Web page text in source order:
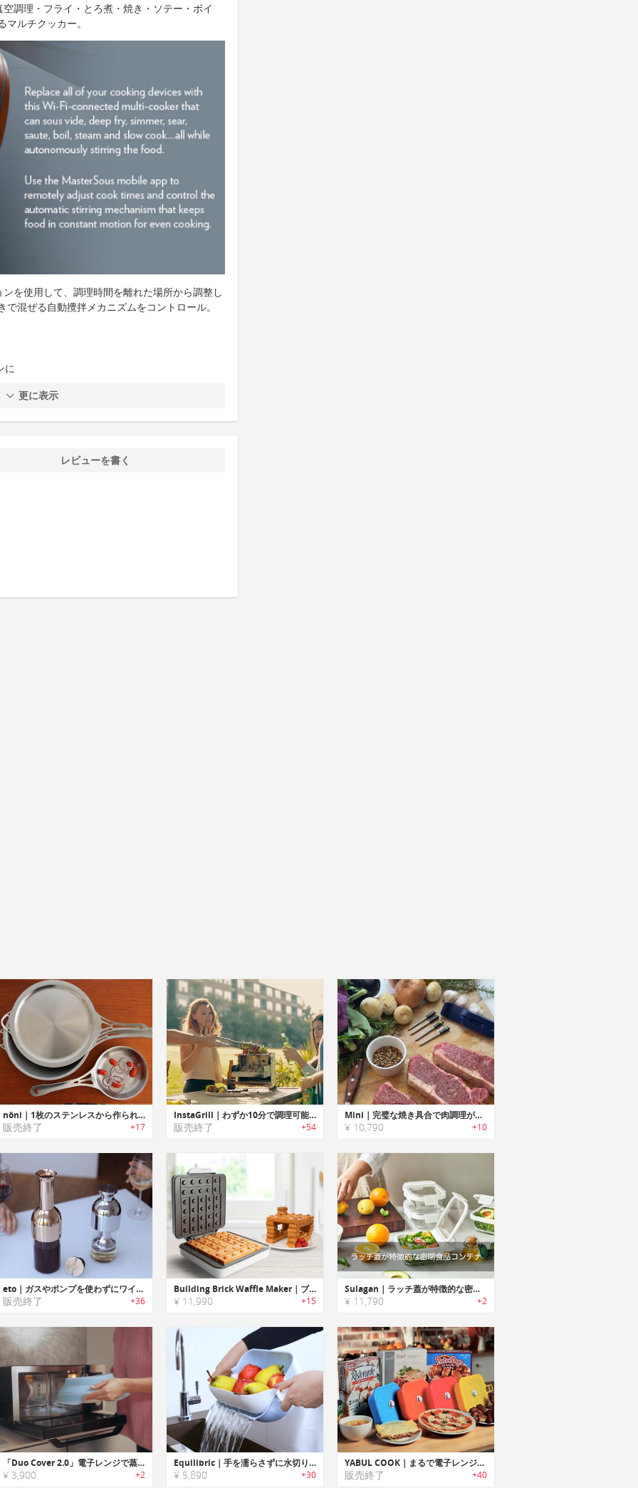
調理・フライ・とろ煮・焼き・ソテー・ボイ
ルチクッカー。
を使用して、調理時間を離れた場所から調整し
混ぜる自動攪拌メカニズムをコントロール。
に
更に表示
レビューを書く
nöni｜1枚のステンレスから作られた調理器具シリーズ「nöni」
販売終了 +17
InstaGrill｜わずか10分で調理可能なコンパクトBBQグリル「インスタグリル」
販売終了 +54
Mini｜完璧な焼き具合で肉調理が楽しめるワイヤレス温度計「ミニ」
¥ 10,790 +10
eto｜ガスやポンプを使わずにワインの風味を1週間フレッシュに保てるデキャンタ「エトー」
販売終了 +36
Building Brick Waffle Maker｜ブロックトイ型のワッフルが焼けるワッフルメーカー
¥ 11,990 +15
Sulagan｜ラッチ蓋が特徴的な密閉食品コンテナ「スーラガン」
¥ 11,790 +2
「Duo Cover 2.0」電子レンジで蒸し料理ができる万能スチーマー
¥ 3,900 +2
Equilibric｜手を濡らさずに水切りできる3 in 1ボウル「イクルブリック」
¥ 5,890 +30
YABUL COOK｜まるで電子レンジのように火を使わずに調理可能なシリコンクッカー「ヤブルクック」
販売終了 +40